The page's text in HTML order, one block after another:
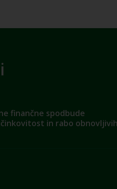
finančne spodbude
in rabo obnovljivih